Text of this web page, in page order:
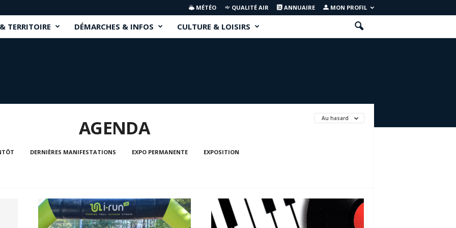
MÉTÉO QUALITÉ AIR ANNUAIRE MON PROFIL
TERRITOIRE DÉMARCHES & INFOS CULTURE & LOISIRS
Au hasard
AGENDA
DERNIÈRES MANIFESTATIONS EXPO PERMANENTE EXPOSITION